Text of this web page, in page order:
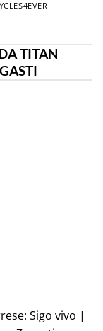
TITAN
Sigo vivo |